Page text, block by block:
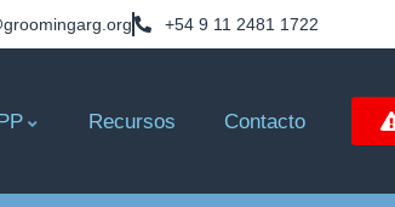
+54 9 11 2481 1722
Recursos Contacto